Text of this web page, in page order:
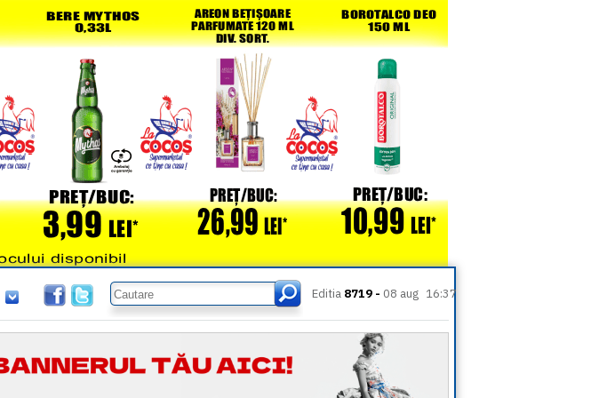
Editia 8719 - 08 aug 16:37